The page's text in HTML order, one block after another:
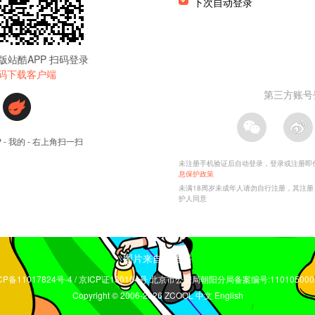
图片来自林遭遇
备11017824号-4 / 京ICP证130164号 北京市公安局朝阳分局备案编号
Copyright © 2006-2026 ZCOOL中文 English